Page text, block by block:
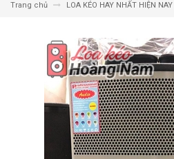
Trang chủ LOA KÉO HAY NHẤT HIỆN NAY